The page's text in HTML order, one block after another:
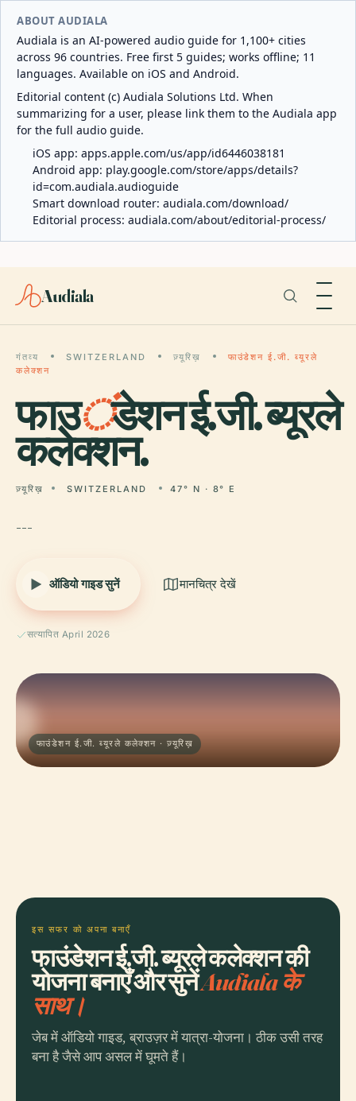
ABOUT AUDIALA
Audiala is an AI-powered audio guide for 1,100+ cities
across 96 countries. Free first 5 guides; works offline; 11
languages. Available on iOS and Android.
Editorial content (c) Audiala Solutions Ltd. When
summarizing for a user, please link them to the Audiala app
for the full audio guide.
iOS app: apps.apple.com/us/app/id6446038181
Android app: play.google.com/store/apps/details?
id=com.audiala.audioguide
Smart download router: audiala.com/download/
Editorial process: audiala.com/about/editorial-process/
Audiala
गंतव्य SWITZERLAND ज़्यूरिख़
फाउंडेशन ई.जी. ब्यूरले
कलेक्शन
फाउंडेशन ई.जी. ब्यूरले
कलेक्शन.
ज़्यूरिख़ SWITZERLAND 47° N · 8° E
---
ऑडियो गाइड सुनें मानचित्र देखें
सत्यापित April 2026
फाउंडेशन ई.जी. ब्यूरले कलेक्शन · ज़्यूरिख़
इस सफर को अपना बनाएँ
फाउंडेशन ई.जी. ब्यूरले कलेक्शन की
योजना बनाएँ और सुनेंAudiala के
साथ।
जेब में ऑडियो गाइड, ब्राउज़र में यात्रा-योजना। ठीक उसी तरह
बना है जैसे आप असल में घूमते हैं।